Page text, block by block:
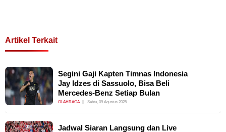
Artikel Terkait
Segini Gaji Kapten Timnas Indonesia
Jay Idzes di Sassuolo, Bisa Beli
Mercedes-Benz Setiap Bulan
OLAHRAGA Sabtu, 09 Agustus 2025
Jadwal Siaran Langsung dan Live